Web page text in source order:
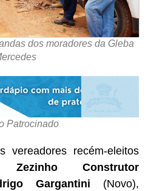
dos moradores da Gleba
Patrocinado
vereadores recém-eleitos
Construtor
Gargantini (Novo),